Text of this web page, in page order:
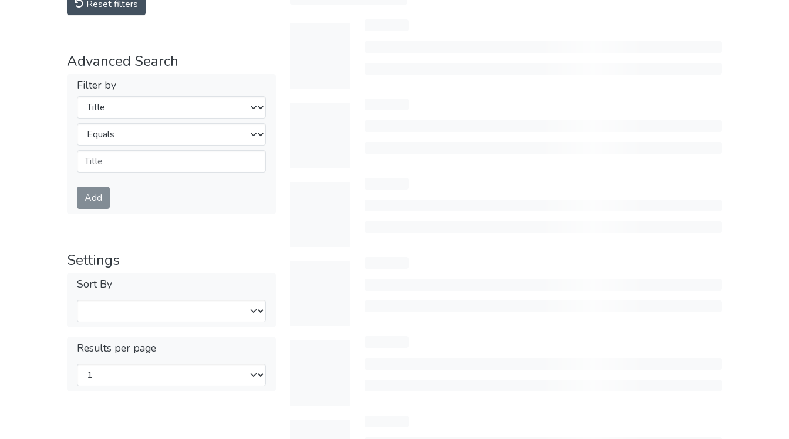
Reset filters
Advanced Search
Filter by
Filters
Operators
Submit
Add
Settings
Sort By
Results per page